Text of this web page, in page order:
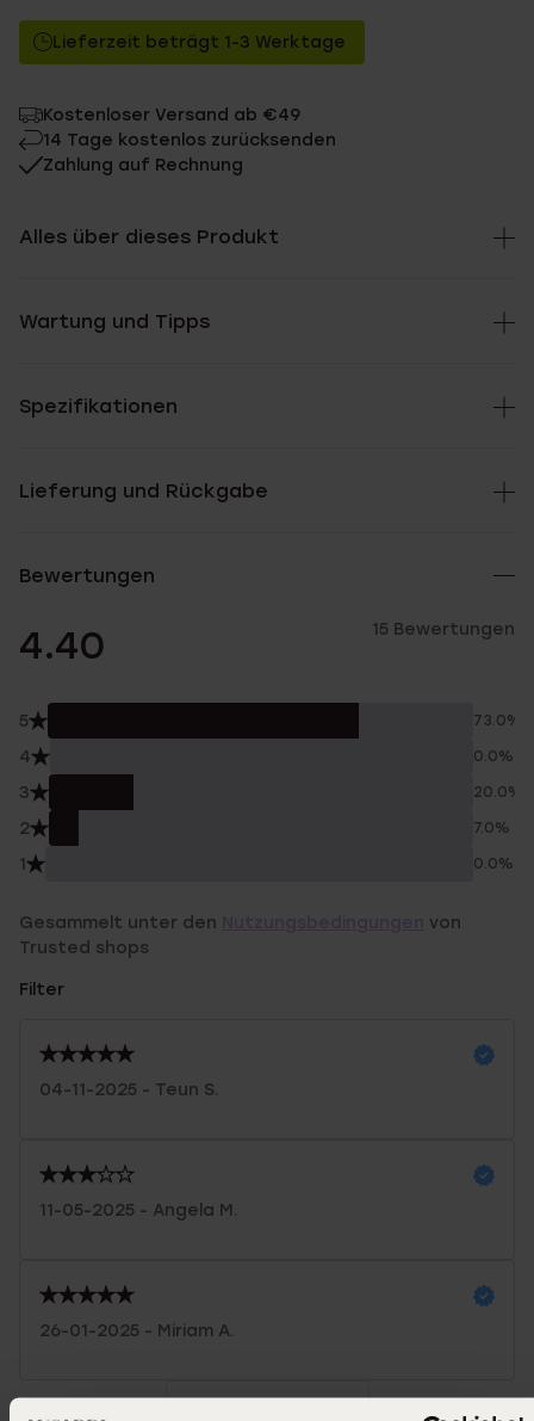
Lieferzeit beträgt 1-3 Werktage
Kostenloser Versand ab €49
14 Tage kostenlos zurücksenden
Zahlung auf Rechnung
Alles über dieses Produkt
Wartung und Tipps
Spezifikationen
Lieferung und Rückgabe
Bewertungen
4.40 15 Bewertungen
5 73.0%
4 0.0%
3 20.0%
2 7.0%
1 0.0%
Gesammelt unter den
von
Trusted shops
Filter
04-11-2025 - Teun S.
11-05-2025 - Angela M.
26-01-2025 - Miriam A.